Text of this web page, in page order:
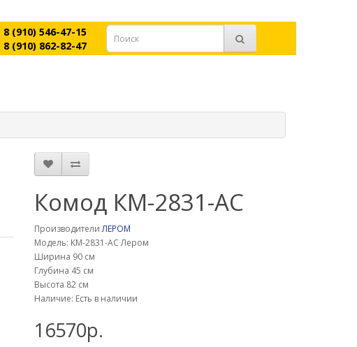
8 (910) 546-47-15
8 (910) 862-82-47
Комод КМ-2831-АС
ПроизводителиЛЕРОМ
Модель: КМ-2831-АС Лером
Ширина 90 см
Глубина 45 см
Высота 82 см
Наличие: Есть в наличии
16570р.